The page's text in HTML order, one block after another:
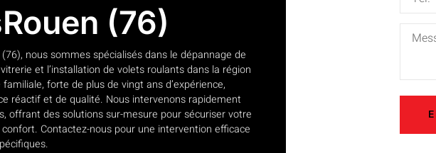
(76)
(76), nous sommes spécialisés dans le dépannage de
et l’installation de volets roulants dans la région
forte de plus de vingt ans d’expérience,
réactif et de qualité. Nous intervenons rapidement
offrant des solutions sur-mesure pour sécuriser votre
Contactez-nous pour une intervention efficace